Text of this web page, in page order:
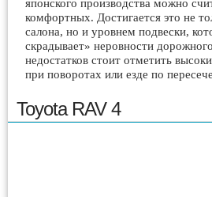
японского производства можно
комфортных. Достигается это не
салона, но и уровнем подвески,
скрадывает» неровности
недостатков стоит отметить
при поворотах или езде по
Toyota RAV 4